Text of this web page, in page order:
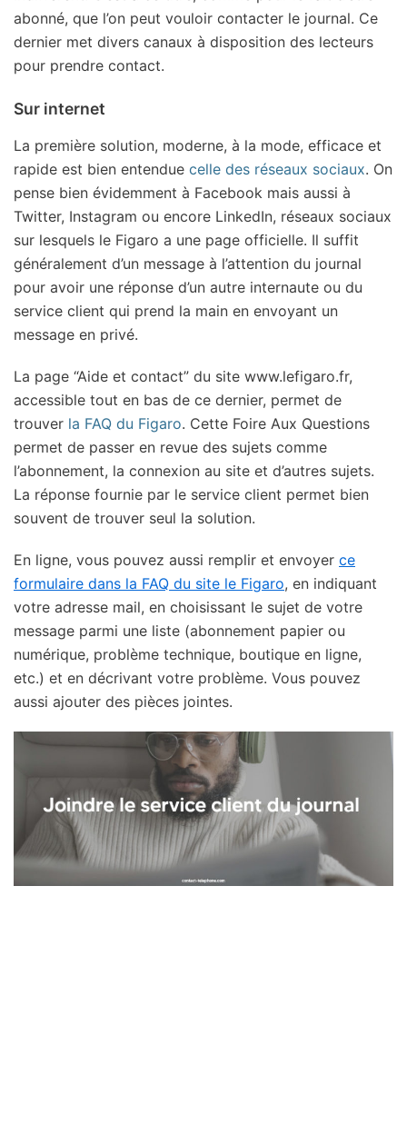
abonné, que l’on peut vouloir contacter le journal. Ce
dernier met divers canaux à disposition des lecteurs
pour prendre contact.
Sur internet
La première solution, moderne, à la mode, efficace et
rapide est bien entendue celle des réseaux sociaux. On
pense bien évidemment à Facebook mais aussi à
Twitter, Instagram ou encore LinkedIn, réseaux sociaux
sur lesquels le Figaro a une page officielle. Il suffit
généralement d’un message à l’attention du journal
pour avoir une réponse d’un autre internaute ou du
service client qui prend la main en envoyant un
message en privé.
La page “Aide et contact” du site www.lefigaro.fr,
accessible tout en bas de ce dernier, permet de
trouver la FAQ du Figaro. Cette Foire Aux Questions
permet de passer en revue des sujets comme
l’abonnement, la connexion au site et d’autres sujets.
La réponse fournie par le service client permet bien
souvent de trouver seul la solution.
En ligne, vous pouvez aussi remplir et envoyer ce
formulaire dans la FAQ du site le Figaro, en indiquant
votre adresse mail, en choisissant le sujet de votre
message parmi une liste (abonnement papier ou
numérique, problème technique, boutique en ligne,
etc.) et en décrivant votre problème. Vous pouvez
aussi ajouter des pièces jointes.